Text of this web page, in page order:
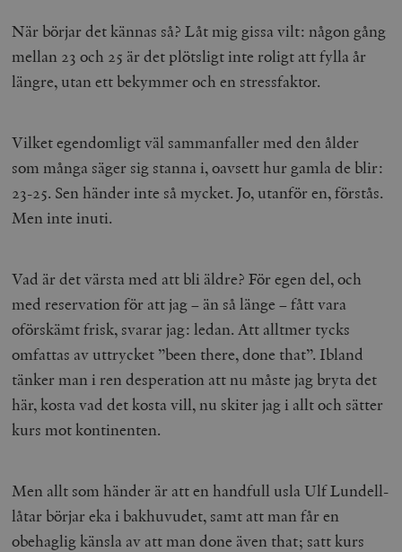
När börjar det kännas så? Låt mig gissa vilt: någon gång
mellan 23 och 25 är det plötsligt inte roligt att fylla år
längre, utan ett bekymmer och en stressfaktor.
Vilket egendomligt väl sammanfaller med den ålder
som många säger sig stanna i, oavsett hur gamla de blir:
23-25. Sen händer inte så mycket. Jo, utanför en, förstås.
Men inte inuti.
Vad är det värsta med att bli äldre? För egen del, och
med reservation för att jag – än så länge – fått vara
oförskämt frisk, svarar jag: ledan. Att alltmer tycks
omfattas av uttrycket ”been there, done that”. Ibland
tänker man i ren desperation att nu måste jag bryta det
här, kosta vad det kosta vill, nu skiter jag i allt och sätter
kurs mot kontinenten.
Men allt som händer är att en handfull usla Ulf Lundell-
låtar börjar eka i bakhuvudet, samt att man får en
obehaglig känsla av att man done även that; satt kurs